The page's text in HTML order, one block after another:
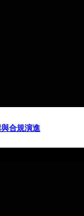
合規演進